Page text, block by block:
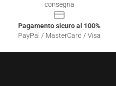
consegna
Pagamento sicuro al 100%
PayPal / MasterCard / Visa